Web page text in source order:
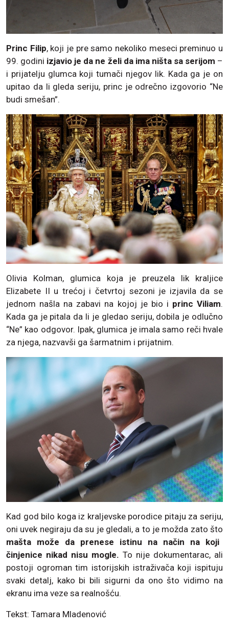
Princ Filip, koji je pre samo nekoliko meseci preminuo u
99. godini izjavio je da ne želi da ima ništa sa serijom –
i prijatelju glumca koji tumači njegov lik. Kada ga je on
upitao da li gleda seriju, princ je odrečno izgovorio “Ne
budi smešan”.
Olivia Kolman, glumica koja je preuzela lik kraljice
Elizabete II u trećoj i četvrtoj sezoni je izjavila da se
jednom našla na zabavi na kojoj je bio i princ Viliam.
Kada ga je pitala da li je gledao seriju, dobila je odlučno
“Ne” kao odgovor. Ipak, glumica je imala samo reči hvale
za njega, nazvavši ga šarmatnim i prijatnim.
Kad god bilo koga iz kraljevske porodice pitaju za seriju,
oni uvek negiraju da su je gledali, a to je možda zato što
mašta može da prenese istinu na način na koji
činjenice nikad nisu mogle. To nije dokumentarac, ali
postoji ogroman tim istorijskih istraživača koji ispituju
svaki detalj, kako bi bili sigurni da ono što vidimo na
ekranu ima veze sa realnošću.
Tekst: Tamara Mladenović